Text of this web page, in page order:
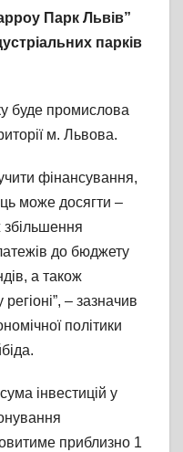
Парк Львів”
парків
буде промислова
м. Львова.
фінансування,
може досягти –
збільшення
до бюджету
а також
– зазначив
політики
інвестицій у
приблизно 1